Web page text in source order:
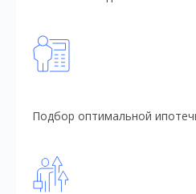
Подбор оптимальной